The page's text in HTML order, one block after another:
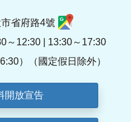
省府路4號
～12:30 | 13:30～17:30
）（國定假日除外）
開放宣告